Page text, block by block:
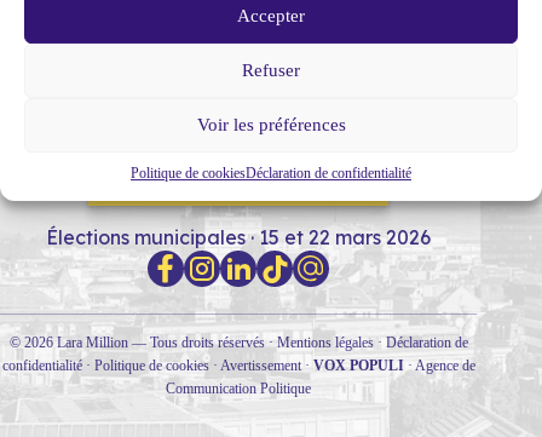
Accepter
Refuser
Voir les préférences
Politique de cookiesDéclaration de confidentialité
NOTRE PROGRAMME
RENCONTRONS-NOUS !
Élections municipales · 15 et 22 mars 2026
© 2026 Lara Million — Tous droits réservés ·Mentions légales· Déclaration de
confidentialité· Politique de cookies· Avertissement· VOX POPULI· Agence de
Communication Politique